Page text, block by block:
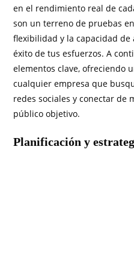
en el rendimiento real de
son un terreno de pruebas
flexibilidad y la capacidad
éxito de tus esfuerzos. A
elementos clave, ofreciendo
cualquier empresa que
redes sociales y conectar de
público objetivo.
Planificación y